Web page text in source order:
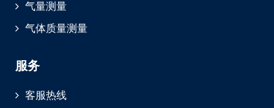
气量测量
气体质量测量
服务
客服热线